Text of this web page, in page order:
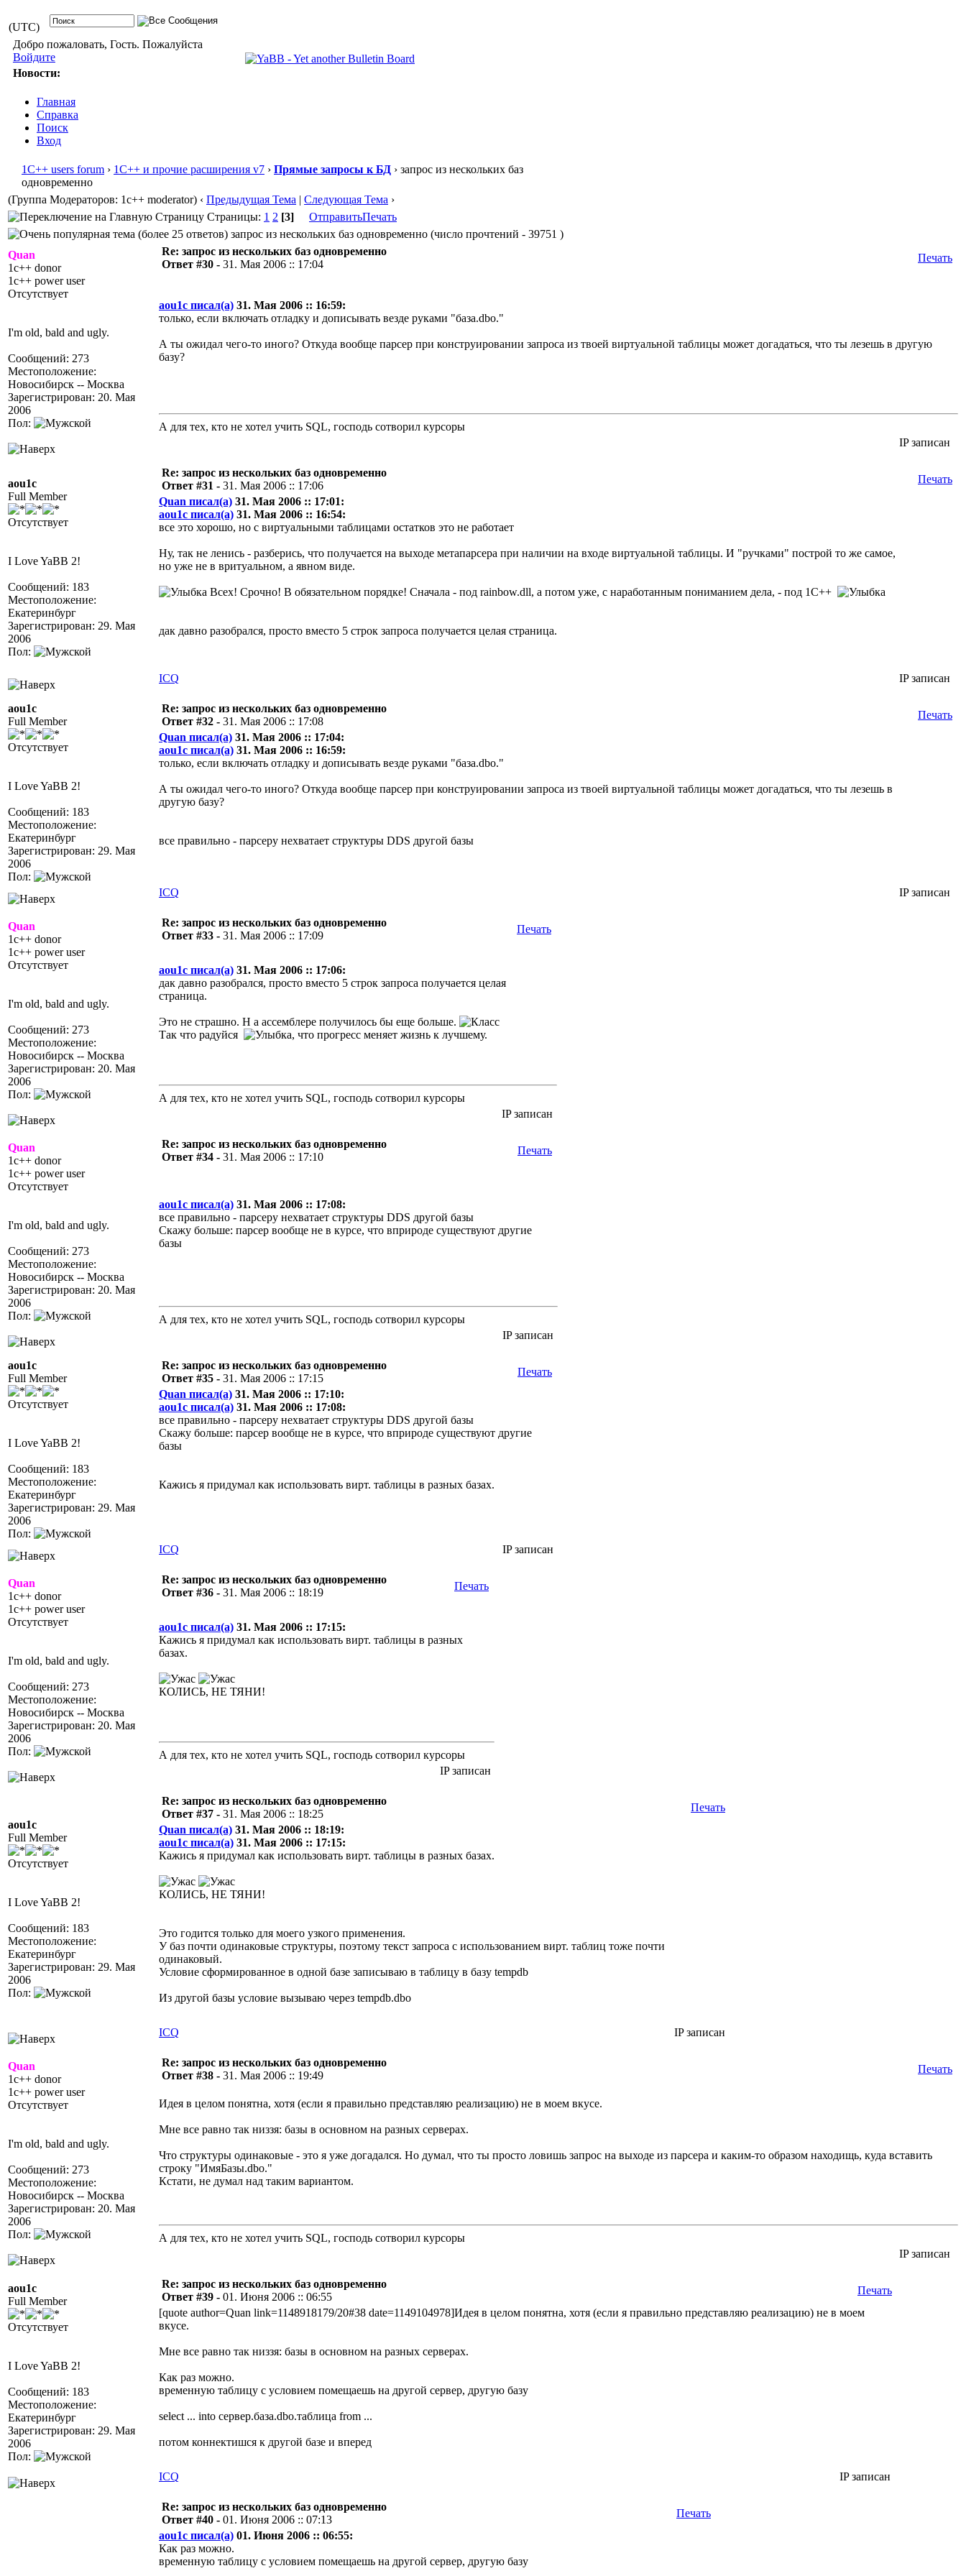
(UTC)
Добро пожаловать, Гость. Пожалуйста
Войдите
Новости:
Главная
Справка
Поиск
Вход
1С++ users forum › 1С++ и прочие расширения v7 › Прямые запросы к БД › запрос из нескольких баз
одновременно
(Группа Модераторов: 1c++ moderator) ‹ Предыдущая Тема | Следующая Тема ›
Страницы: 1 2 [3] ОтправитьПечать
запрос из нескольких баз одновременно (число прочтений - 39751 )
Quan
1c++ donor
1c++ power user
Отсутствует
I'm old, bald and ugly.
Сообщений: 273
Местоположение:
Новосибирск -- Москва
Зарегистрирован: 20. Мая
2006
Пол:
Re: запрос из нескольких баз одновременно
Ответ #30 - 31. Мая 2006 :: 17:04
Печать
aou1c писал(а) 31. Мая 2006 :: 16:59:
только, если включать отладку и дописывать везде руками "база.dbo."
А ты ожидал чего-то иного? Откуда вообще парсер при конструировании запроса из твоей виртуальной таблицы может догадаться, что ты лезешь в другую
базу?
А для тех, кто не хотел учить SQL, господь сотворил курсоры
IP записан
aou1c
Full Member
Отсутствует
I Love YaBB 2!
Сообщений: 183
Местоположение:
Екатеринбург
Зарегистрирован: 29. Мая
2006
Пол:
Re: запрос из нескольких баз одновременно
Ответ #31 - 31. Мая 2006 :: 17:06
Печать
Quan писал(а) 31. Мая 2006 :: 17:01:
aou1c писал(а) 31. Мая 2006 :: 16:54:
все это хорошо, но с виртуальными таблицами остатков это не работает
Ну, так не ленись - разберись, что получается на выходе метапарсера при наличии на входе виртуальной таблицы. И "ручками" построй то же самое,
но уже не в вритуальном, а явном виде.
Всех! Срочно! В обязательном порядке! Сначала - под rainbow.dll, а потом уже, с наработанным пониманием дела, - под 1С++
дак давно разобрался, просто вместо 5 строк запроса получается целая страница.
ICQ IP записан
aou1c
Full Member
Отсутствует
I Love YaBB 2!
Сообщений: 183
Местоположение:
Екатеринбург
Зарегистрирован: 29. Мая
2006
Пол:
Re: запрос из нескольких баз одновременно
Ответ #32 - 31. Мая 2006 :: 17:08
Печать
Quan писал(а) 31. Мая 2006 :: 17:04:
aou1c писал(а) 31. Мая 2006 :: 16:59:
только, если включать отладку и дописывать везде руками "база.dbo."
А ты ожидал чего-то иного? Откуда вообще парсер при конструировании запроса из твоей виртуальной таблицы может догадаться, что ты лезешь в
другую базу?
все правильно - парсеру нехватает структуры DDS другой базы
ICQ IP записан
Quan
1c++ donor
1c++ power user
Отсутствует
I'm old, bald and ugly.
Сообщений: 273
Местоположение:
Новосибирск -- Москва
Зарегистрирован: 20. Мая
2006
Пол:
Re: запрос из нескольких баз одновременно
Ответ #33 - 31. Мая 2006 :: 17:09
Печать
aou1c писал(а) 31. Мая 2006 :: 17:06:
дак давно разобрался, просто вместо 5 строк запроса получается целая
страница.
Это не страшно. Н а ассемблере получилось бы еще больше.
Так что радуйся
, что прогресс меняет жизнь к лучшему.
А для тех, кто не хотел учить SQL, господь сотворил курсоры
IP записан
Quan
1c++ donor
1c++ power user
Отсутствует
I'm old, bald and ugly.
Сообщений: 273
Местоположение:
Новосибирск -- Москва
Зарегистрирован: 20. Мая
2006
Пол:
Re: запрос из нескольких баз одновременно
Ответ #34 - 31. Мая 2006 :: 17:10
Печать
aou1c писал(а) 31. Мая 2006 :: 17:08:
все правильно - парсеру нехватает структуры DDS другой базы
Скажу больше: парсер вообще не в курсе, что вприроде существуют другие
базы
А для тех, кто не хотел учить SQL, господь сотворил курсоры
IP записан
aou1c
Full Member
Отсутствует
I Love YaBB 2!
Сообщений: 183
Местоположение:
Екатеринбург
Зарегистрирован: 29. Мая
2006
Пол:
Re: запрос из нескольких баз одновременно
Ответ #35 - 31. Мая 2006 :: 17:15
Печать
Quan писал(а) 31. Мая 2006 :: 17:10:
aou1c писал(а) 31. Мая 2006 :: 17:08:
все правильно - парсеру нехватает структуры DDS другой базы
Скажу больше: парсер вообще не в курсе, что вприроде существуют другие
базы
Кажись я придумал как использовать вирт. таблицы в разных базах.
ICQ IP записан
Quan
1c++ donor
1c++ power user
Отсутствует
I'm old, bald and ugly.
Сообщений: 273
Местоположение:
Новосибирск -- Москва
Зарегистрирован: 20. Мая
2006
Пол:
Re: запрос из нескольких баз одновременно
Ответ #36 - 31. Мая 2006 :: 18:19
Печать
aou1c писал(а) 31. Мая 2006 :: 17:15:
Кажись я придумал как использовать вирт. таблицы в разных
базах.
КОЛИСЬ, НЕ ТЯНИ!
А для тех, кто не хотел учить SQL, господь сотворил курсоры
IP записан
aou1c
Full Member
Отсутствует
I Love YaBB 2!
Сообщений: 183
Местоположение:
Екатеринбург
Зарегистрирован: 29. Мая
2006
Пол:
Re: запрос из нескольких баз одновременно
Ответ #37 - 31. Мая 2006 :: 18:25
Печать
Quan писал(а) 31. Мая 2006 :: 18:19:
aou1c писал(а) 31. Мая 2006 :: 17:15:
Кажись я придумал как использовать вирт. таблицы в разных базах.
КОЛИСЬ, НЕ ТЯНИ!
Это годится только для моего узкого применения.
У баз почти одинаковые структуры, поэтому текст запроса с использованием вирт. таблиц тоже почти
одинаковый.
Условие сформированное в одной базе записываю в таблицу в базу tempdb
Из другой базы условие вызываю через tempdb.dbo
ICQ IP записан
Quan
1c++ donor
1c++ power user
Отсутствует
I'm old, bald and ugly.
Сообщений: 273
Местоположение:
Новосибирск -- Москва
Зарегистрирован: 20. Мая
2006
Пол:
Re: запрос из нескольких баз одновременно
Ответ #38 - 31. Мая 2006 :: 19:49
Печать
Идея в целом понятна, хотя (если я правильно представляю реализацию) не в моем вкусе.
Мне все равно так низзя: базы в основном на разных серверах.
Что структуры одинаковые - это я уже догадался. Но думал, что ты просто ловишь запрос на выходе из парсера и каким-то образом находищь, куда вставить
строку "ИмяБазы.dbo."
Кстати, не думал над таким вариантом.
А для тех, кто не хотел учить SQL, господь сотворил курсоры
IP записан
aou1c
Full Member
Отсутствует
I Love YaBB 2!
Сообщений: 183
Местоположение:
Екатеринбург
Зарегистрирован: 29. Мая
2006
Пол:
Re: запрос из нескольких баз одновременно
Ответ #39 - 01. Июня 2006 :: 06:55
Печать
[quote author=Quan link=1148918179/20#38 date=1149104978]Идея в целом понятна, хотя (если я правильно представляю реализацию) не в моем
вкусе.
Мне все равно так низзя: базы в основном на разных серверах.
Как раз можно.
временную таблицу с условием помещаешь на другой сервер, другую базу
select ... into сервер.база.dbo.таблица from ...
потом коннектишся к другой базе и вперед
ICQ IP записан
Re: запрос из нескольких баз одновременно
Ответ #40 - 01. Июня 2006 :: 07:13
Печать
aou1c писал(а) 01. Июня 2006 :: 06:55:
Как раз можно.
временную таблицу с условием помещаешь на другой сервер, другую базу